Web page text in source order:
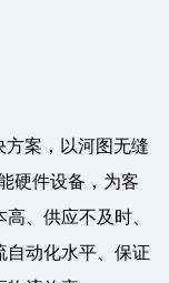
方案，以河图无缝
硬件设备，为客
、供应不及时、
自动化水平、保证